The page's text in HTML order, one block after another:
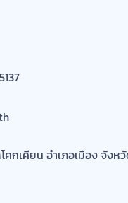
กเคียน อำเภอเมือง จังห